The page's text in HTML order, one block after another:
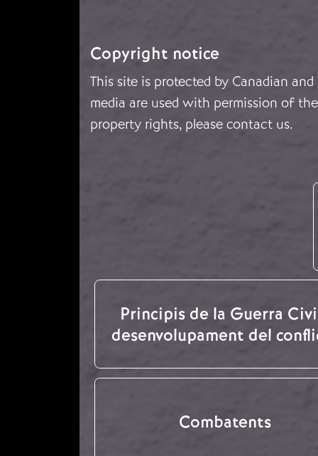
Copyright notice
This site is protected by Canadian
media are used with permission of
property rights, please contact us.
Principis de la Guerra
desenvolupament del
Combatents